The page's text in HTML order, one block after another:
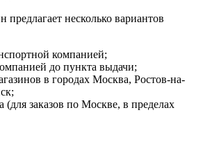
предлагает несколько вариантов
компанией;
до пункта выдачи;
в городах Москва, Ростов-на-
(для заказов по Москве, в пределах